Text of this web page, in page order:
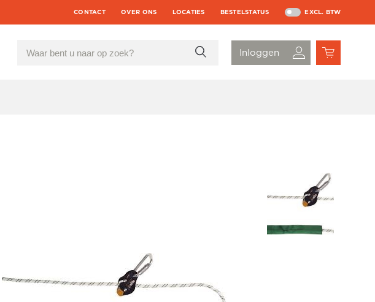
CONTACT OVER ONS LOCATIES BESTELSTATUS EXCL. BTW